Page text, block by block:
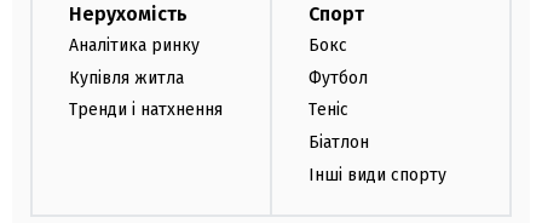
Нерухомість
Аналітика ринку
Купівля житла
Тренди і натхнення
Спорт
Бокс
Футбол
Теніс
Біатлон
Інші види спорту